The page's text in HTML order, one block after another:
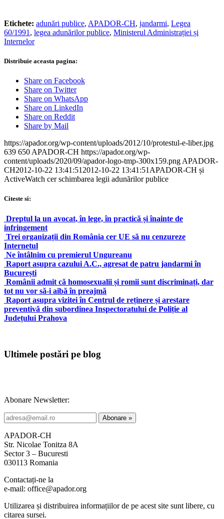
Etichete: adunări publice, APADOR-CH, jandarmi, Legea
60/1991 , legea adunărilor publice, Ministerul Administrației și
Internelor
Distribuie aceasta pagina:
Share on Facebook
Share on Twitter
Share on WhatsApp
Share on LinkedIn
Share on Reddit
Share by Mail
https://apador.org/wp-content/uploads/2012/10/protestul-e-liber.jpg
639 650 APADOR-CH https://apador.org/wp-
content/uploads/2020/09/apador-logo-tmp-300x159.png APADOR-
CH2012-10-22 13:41:51 2012-10-22 13:41:51 APADOR-CH și
ActiveWatch cer schimbarea legii adunărilor publice
Citeste si:
Dreptul la un avocat, în lege, în practică și înainte de
infringement
Trei organizații din România cer UE să nu cenzureze
Internetul
Ne întâlnim cu premierul Ungureanu
Raport asupra cazului A.C., agresat de patru jandarmi în
București
Românii admit că homosexualii și romii sunt discriminați, dar
tot nu vor să-i aibă în preajmă
Raport asupra vizitei în Centrul de reținere și arestare
preventivă din subordinea Inspectoratului de Poliție al
Județului Prahova
Ultimele postări pe blog
Abonare Newsletter:
APADOR-CH
Str. Nicolae Tonitza 8A
Sector 3 – Bucuresti
030113 Romania
Contactați-ne la
e-mail: office@apador.org
Utilizarea și distribuirea informațiilor de pe acest site sunt libere, cu
citarea sursei.